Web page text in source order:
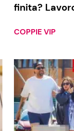
finita?
COPPIE VIP